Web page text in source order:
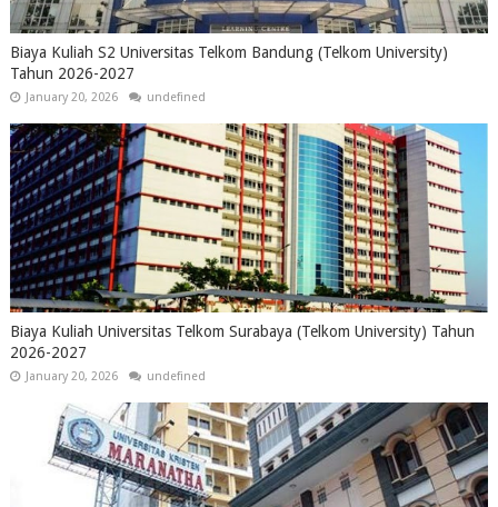
Biaya Kuliah S2 Universitas Telkom Bandung (Telkom University)
Tahun 2026-2027
January 20, 2026 undefined
Biaya Kuliah Universitas Telkom Surabaya (Telkom University) Tahun
2026-2027
January 20, 2026 undefined